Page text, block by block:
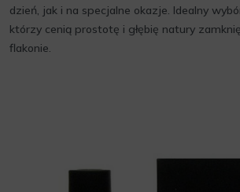
dzień, jak i na specjalne okazje. Idealny
którzy cenią prostotę i głębię natury
flakonie.